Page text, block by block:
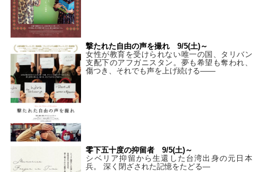
撃たれた自由の声を撮れ 9/5(土)～
女性が教育を受けられない唯一の国、タリバン
支配下のアフガニスタン。夢も希望も奪われ、
傷つき、それでも声を上げ続ける——
零下五十度の抑留者 9/5(土)～
シベリア抑留から生還した台湾出身の元日本
兵。 深く閉ざされた記憶をたどる—